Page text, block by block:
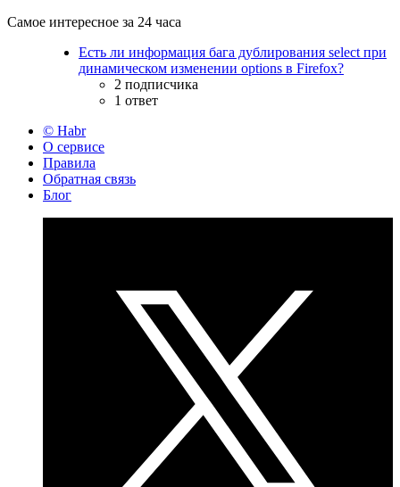
Самое интересное за 24 часа
Есть ли информация бага дублирования select при
динамическом изменении options в Firefox?
2 подписчика
1 ответ
© Habr
О сервисе
Правила
Обратная связь
Блог